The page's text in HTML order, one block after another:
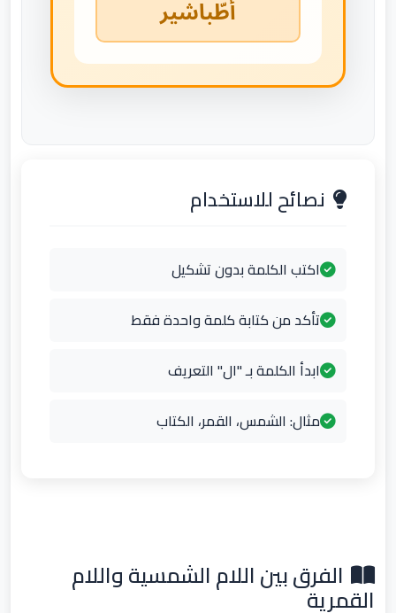
أطّباشير
نصائح للاستخدام
اكتب الكلمة بدون تشكيل
تأكد من كتابة كلمة واحدة فقط
ابدأ الكلمة بـ "ال" التعريف
مثال: الشمس، القمر، الكتاب
الفرق بين اللام الشمسية واللام
القمرية